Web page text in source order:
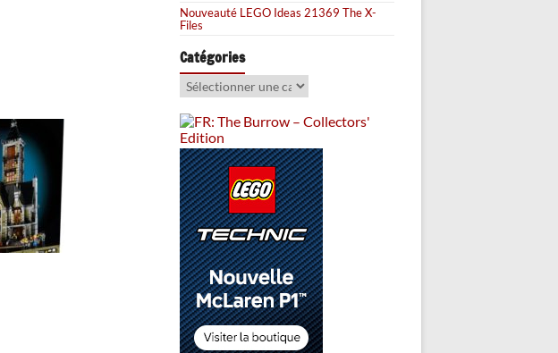
Nouveauté LEGO Ideas 21369 The X-
Files
Catégories
Catégories